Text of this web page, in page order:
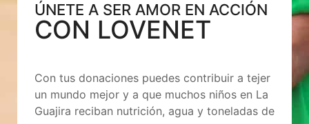
ÚNETE A SER AMOR EN ACCIÓN
CON LOVENET
Con tus donaciones puedes contribuir a tejer
un mundo mejor y a que muchos niños en La
Guajira reciban nutrición, agua y toneladas de